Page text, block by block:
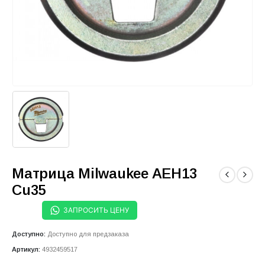
Матрица Milwaukee AEH13
Cu35
ЗАПРОСИТЬ ЦЕНУ
Доступно: Доступно для предзаказа
Артикул: 4932459517